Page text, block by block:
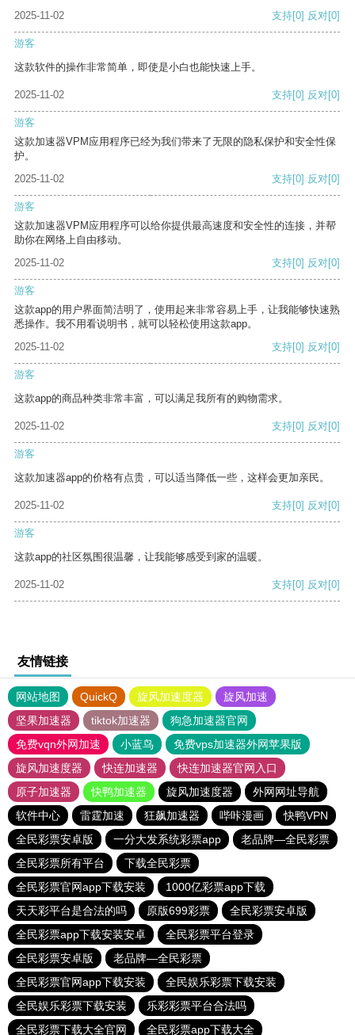
2025-11-02
支持[0] 反对[0]
游客
这款软件的操作非常简单，即使是小白也能快速上手。
2025-11-02 支持[0] 反对[0]
游客
这款加速器VPM应用程序已经为我们带来了无限的隐私保护和安全性保
护。
2025-11-02
支持[0] 反对[0]
游客
这款加速器VPM应用程序可以给你提供最高速度和安全性的连接，并帮
助你在网络上自由移动。
2025-11-02
支持[0] 反对[0]
游客
这款app的用户界面简洁明了，使用起来非常容易上手，让我能够快速熟
悉操作。我不用看说明书，就可以轻松使用这款app。
2025-11-02
支持[0] 反对[0]
游客
这款app的商品种类非常丰富，可以满足我所有的购物需求。
2025-11-02 支持[0] 反对[0]
游客
这款加速器app的价格有点贵，可以适当降低一些，这样会更加亲民。
2025-11-02 支持[0] 反对[0]
游客
这款app的社区氛围很温馨，让我能够感受到家的温暖。
2025-11-02 支持[0] 反对[0]
友情链接
网站地图 QuickQ 旋风加速度器
旋风加速
坚果加速器
tiktok加速器
狗急加速器官网
免费vqn外网加速
小蓝鸟
免费vps加速器外网苹果版
旋风加速度器
快连加速器
快连加速器官网入口
原子加速器
快鸭加速器 旋风加速度器
外网网址导航
软件中心
雷霆加速 狂飙加速器 哔咔漫画
快鸭VPN
全民彩票安卓版
一分大发系统彩票app
老品牌—全民彩票
全民彩票所有平台
下载全民彩票
全民彩票官网app下载安装
1000亿彩票app下载
天天彩平台是合法的吗
原版699彩票
全民彩票安卓版
全民彩票app下载安装安卓
全民彩票平台登录
全民彩票安卓版
老品牌—全民彩票
全民彩票官网app下载安装
全民娱乐彩票下载安装
全民娱乐彩票下载安装
乐彩彩票平台合法吗
全民彩票下载大全官网
全民彩票app下载大全